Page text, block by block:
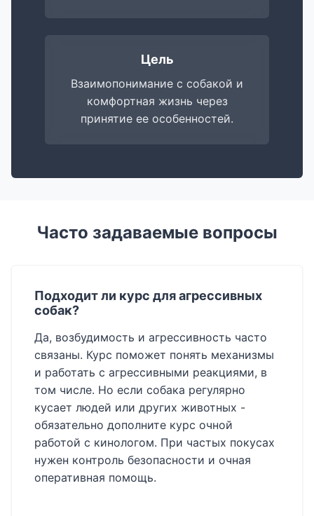
Цель
Взаимопонимание с собакой и
комфортная жизнь через
принятие ее особенностей.
Часто задаваемые вопросы
Подходит ли курс для агрессивных
собак?
Да, возбудимость и агрессивность часто
связаны. Курс поможет понять механизмы
и работать с агрессивными реакциями, в
том числе. Но если собака регулярно
кусает людей или других животных -
обязательно дополните курс очной
работой с кинологом. При частых покусах
нужен контроль безопасности и очная
оперативная помощь.